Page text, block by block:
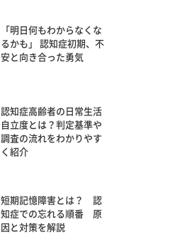
「明日何もわからなくな
るかも」 認知症初期、不
安と向き合った勇気
認知症高齢者の日常生活
自立度とは？判定基準や
調査の流れをわかりやす
く紹介
短期記憶障害とは？ 認
知症での忘れる順番 原
因と対策を解説